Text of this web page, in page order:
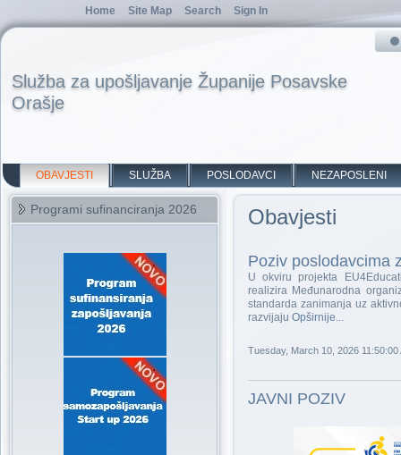
Služba za upošljavanje Županije Posavske
Orašje
OBAVJESTI SLUŽBA POSLODAVCI NEZAPOSLENI
Programi sufinanciranja 2026 Obavjesti
Poziv poslodavcima
U okviru projekta
realizira Međunarodna
standarda zanimanja uz
razvijaju Opširnije...
Tuesday, March 10, 2026 11:50:00
JAVNI POZIV
Home Site Map Search Sign In